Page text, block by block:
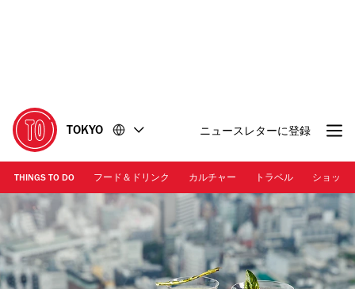
に
移
動
移
動
TOKYO ニュースレターに登録
THINGS TO DO フード＆ドリンク カルチャー トラベル ショッピ